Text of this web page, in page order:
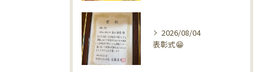
2026/08/04
表彰式😁